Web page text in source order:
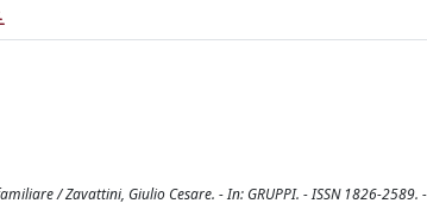
/ Zavattini, Giulio Cesare. - In: GRUPPI. - ISSN 1826-2589.